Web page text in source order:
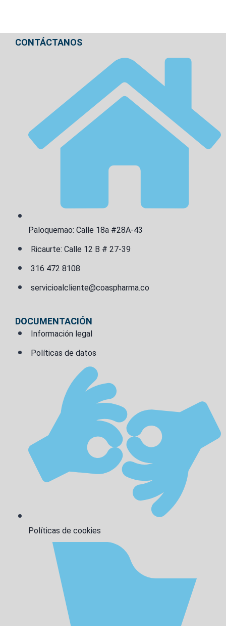
CONTÁCTANOS
Paloquemao: Calle 18a #28A-43
Ricaurte: Calle 12 B # 27-39
316 472 8108
servicioalcliente@coaspharma.co
DOCUMENTACIÓN
Información legal
Políticas de datos
Políticas de cookies